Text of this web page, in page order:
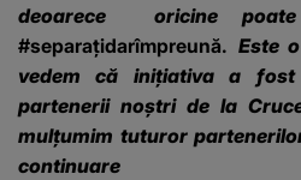
deoarece oricine
#separațidarîmpreună. Este
vedem că inițiativa a
partenerii noștri de la
mulțumim tuturor
continuare